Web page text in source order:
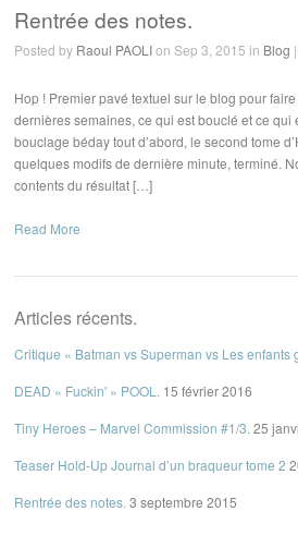
Rentrée des notes.
Posted by Raoul PAOLIon Sep 3, 2015 in Blog
Hop ! Premier pavé textuel sur le blog pour
dernières semaines, ce qui est bouclé et ce qui
bouclage béday tout d’abord, le second tome
quelques modifs de dernière minute, terminé.
contents du résultat […]
Read More
Articles récents.
Critique « Batman vs Superman vs Les enfants
DEAD « Fuckin' » POOL. 15 février 2016
Tiny Heroes – Marvel Commission #1/3. 25
Teaser Hold-Up Journal d’un braqueur tome 2
Rentrée des notes. 3 septembre 2015